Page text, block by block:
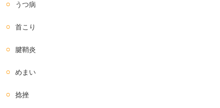
うつ病
首こり
腱鞘炎
めまい
捻挫